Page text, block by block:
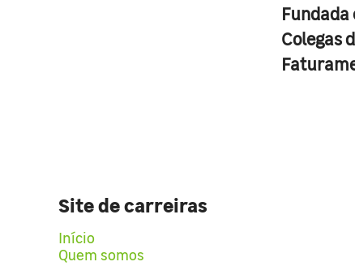
Fundada
Colegas
Site de carreiras
Início
Quem somos